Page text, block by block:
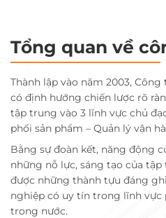
Tổng quan về
Thành lập vào năm 2003,
có định hướng chiến lược rõ
tập trung vào 3 lĩnh vực chủ
phối sản phẩm – Quản lý vận
Bằng sự đoàn kết, năng động
những nỗ lực, sáng tạo của tập
được những thành tựu đáng
nghiệp có uy tín trong lĩnh vực
trong nước.